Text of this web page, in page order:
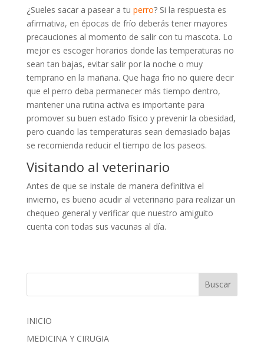
¿Sueles sacar a pasear a tu perro? Si la respuesta es
afirmativa, en épocas de frío deberás tener mayores
precauciones al momento de salir con tu mascota. Lo
mejor es escoger horarios donde las temperaturas no
sean tan bajas, evitar salir por la noche o muy
temprano en la mañana. Que haga frio no quiere decir
que el perro deba permanecer más tiempo dentro,
mantener una rutina activa es importante para
promover su buen estado físico y prevenir la obesidad,
pero cuando las temperaturas sean demasiado bajas
se recomienda reducir el tiempo de los paseos.
Visitando al veterinario
Antes de que se instale de manera definitiva el
invierno, es bueno acudir al veterinario para realizar un
chequeo general y verificar que nuestro amiguito
cuenta con todas sus vacunas al día.
INICIO
MEDICINA Y CIRUGIA